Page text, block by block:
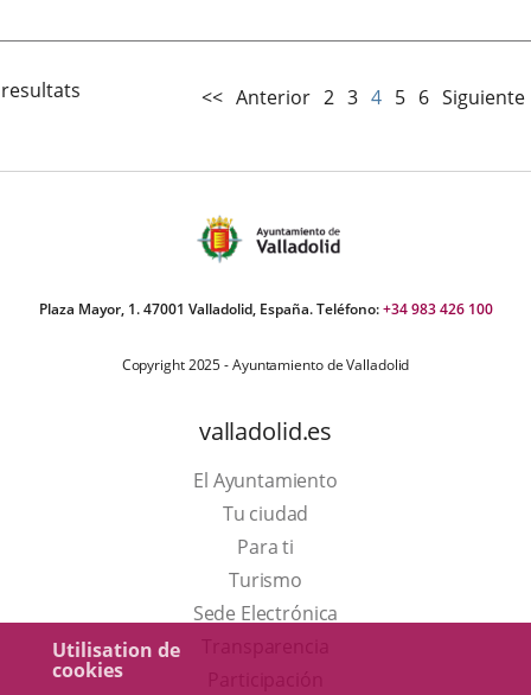
Utilisation de
cookies
noticia
<< Anterior 2 3 4 5 6 Siguiente
Plaza Mayor, 1. 47001 Valladolid, España. Teléfono:+34 983 426 100
Copyright 2025 - Ayuntamiento de Valladolid
valladolid.es
El Ayuntamiento
Tu ciudad
Para ti
TurismoEste
enlace
Sede Electrónica